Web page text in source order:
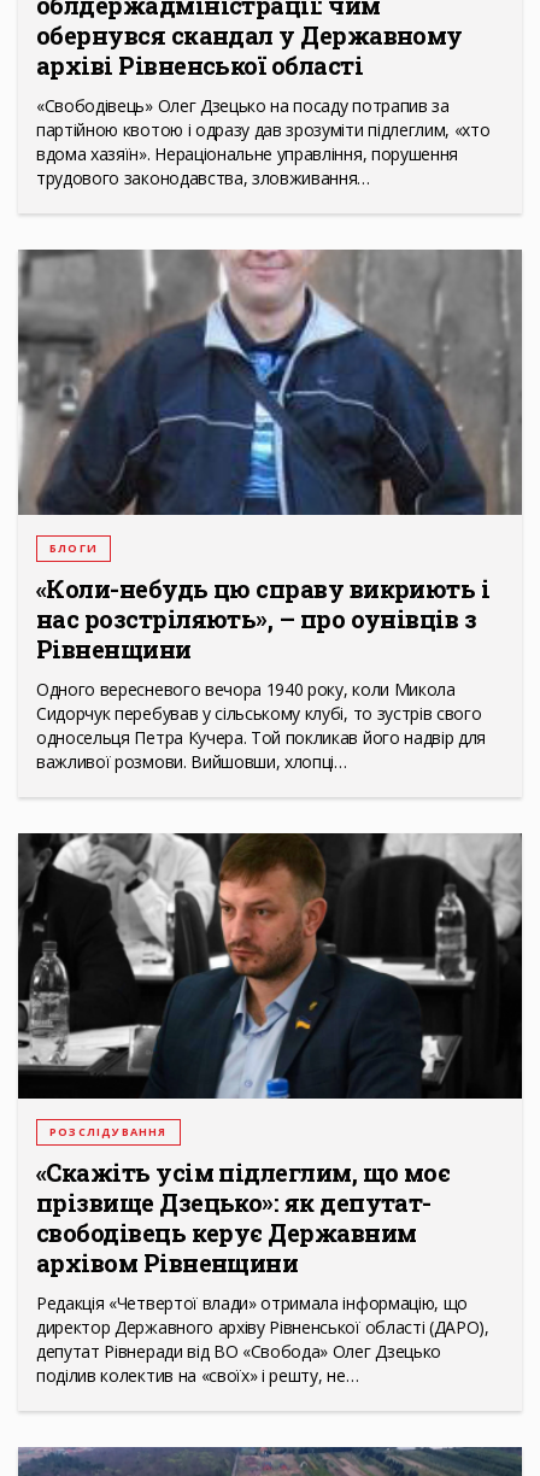
обернувся скандал у Державному
архіві Рівненської області
«Свободівець» Олег Дзецько на посаду потрапив за
партійною квотою і одразу дав зрозуміти підлеглим, «хто
вдома хазяїн». Нераціональне управління, порушення
трудового законодавства, зловживання…
БЛОГИ
«Коли-небудь цю справу викриють і
нас розстріляють», – про оунівців з
Рівненщини
Одного вересневого вечора 1940 року, коли Микола
Сидорчук перебував у сільському клубі, то зустрів свого
односельця Петра Кучера. Той покликав його надвір для
важливої розмови. Вийшовши, хлопці…
РОЗСЛІДУВАННЯ
«Скажіть усім підлеглим, що моє
прізвище Дзецько»: як депутат-
свободівець керує Державним
архівом Рівненщини
Редакція «Четвертої влади» отримала інформацію, що
директор Державного архіву Рівненської області (ДАРО),
депутат Рівнеради від ВО «Свобода» Олег Дзецько
поділив колектив на «своїх» і решту, не…